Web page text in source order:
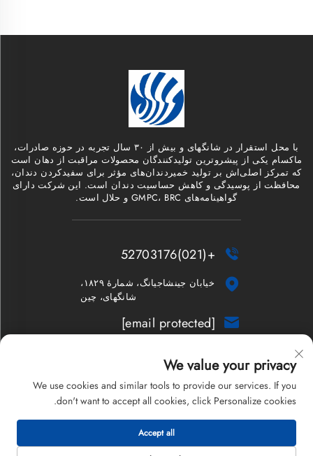
با محل استقرار در شانگهای و بیش از ۳۰ سال تجربه در حوزه صادرات،
ماکسام یکی از پیشروترین تولیدکنندگان محصولات مراقبت از دهان است
که تمرکز اصلی‌اش بر تولید خمیردندان‌های مؤثر برای سفیدکردن دندان،
محافظت از پوسیدگی و کاهش حساسیت دندان است. این شرکت دارای
گواهینامه‌های GMPC، BRC و حلال است.

+(021)52703176

خیابان جینشاجیانگ، شمارهٔ ۱۸۲۹،
شانگهای، چین

[email protected]
خبرنامه
کپی‌رایت © ۲۰۲۶ شرکت محدود شانگهای ماکسام. تمامی حقوق محفوظ
است.
We value your privacy
We use cookies and similar tools to provide our services. If you
don't want to accept all cookies, click Personalize cookies.
Accept all